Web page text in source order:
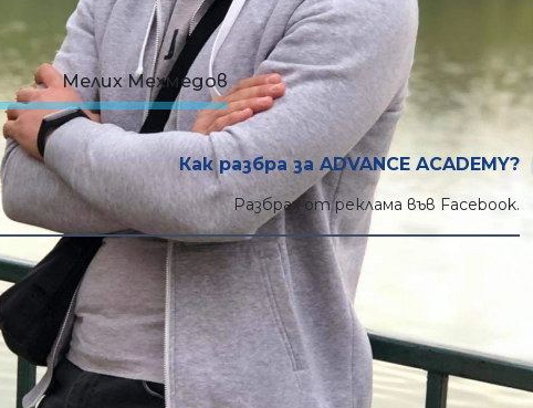
Мелих Мехмедов
Как разбра за ADVANCE ACADEMY?
Разбрах от реклама във Facebook.
бяха първите ти впечатления за Академията?
атмосфера, професионализъм и отлична техническа база.
Мечтал ли си да станеш част от ИТ сектора?